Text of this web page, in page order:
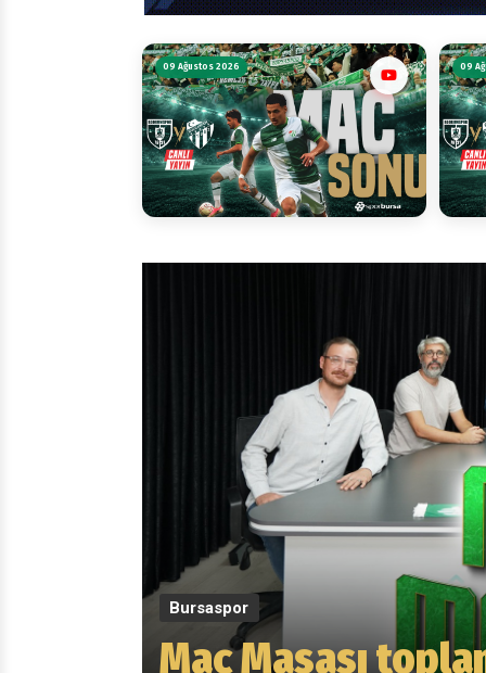
09 Ağustos 2026 09
Bursaspor
Maç Masası